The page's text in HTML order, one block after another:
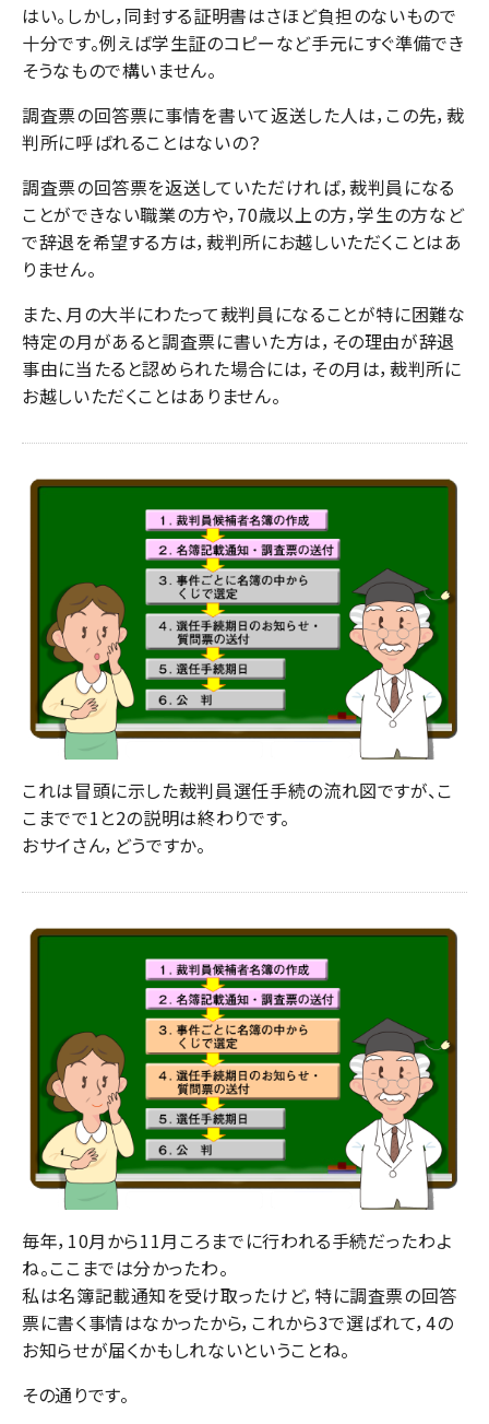
はい。しかし，同封する証明書はさほど負担のないもので
十分です。例えば学生証のコピーなど手元にすぐ準備でき
そうなもので構いません。
調査票の回答票に事情を書いて返送した人は，この先，裁
判所に呼ばれることはないの？
調査票の回答票を返送していただければ，裁判員になる
ことができない職業の方や，70歳以上の方，学生の方など
で辞退を希望する方は，裁判所にお越しいただくことはあ
りません。
また、月の大半にわたって裁判員になることが特に困難な
特定の月があると調査票に書いた方は，その理由が辞退
事由に当たると認められた場合には，その月は，裁判所に
お越しいただくことはありません。
これは冒頭に示した裁判員選任手続の流れ図ですが、こ
こまでで1と2の説明は終わりです。
おサイさん，どうですか。
毎年，10月から11月ころまでに行われる手続だったわよ
ね。ここまでは分かったわ。
私は名簿記載通知を受け取ったけど，特に調査票の回答
票に書く事情はなかったから，これから3で選ばれて，4の
お知らせが届くかもしれないということね。
その通りです。